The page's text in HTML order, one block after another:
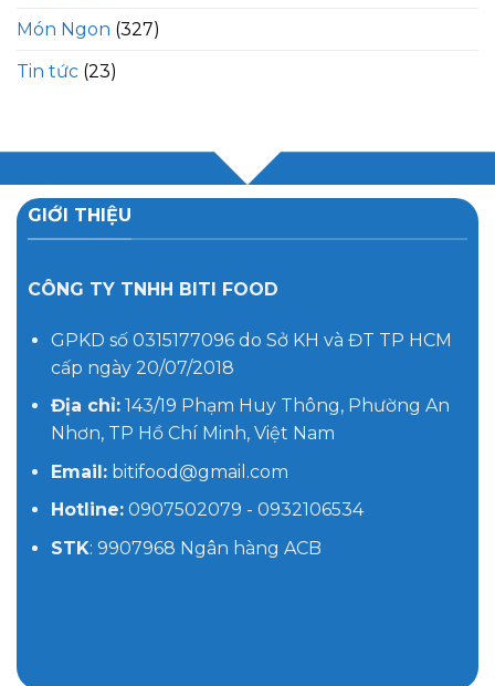
Món Ngon (327)
Tin tức (23)
GIỚI THIỆU
CÔNG TY TNHH BITI FOOD
GPKD số 0315177096 do Sở KH và ĐT TP HCM
cấp ngày 20/07/2018
Địa chỉ:143/19 Phạm Huy Thông, Phường An
Nhơn, TP Hồ Chí Minh, Việt Nam
Email:bitifood@gmail.com
Hotline:0907502079 - 0932106534
STK: 9907968 Ngân hàng ACB